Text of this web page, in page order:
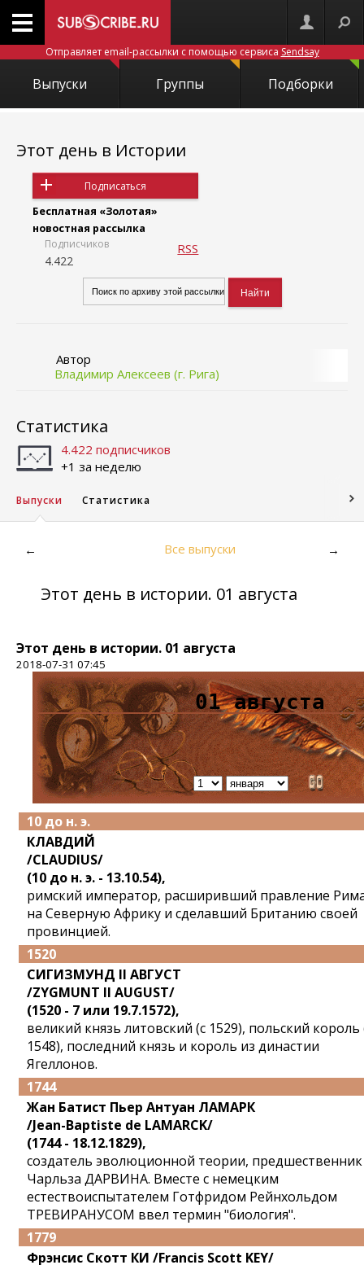
Отправляет email-рассылки с помощью сервиса Sendsay
Выпуски Группы Подборки
Этот день в Истории
Подписаться
Бесплатная «Золотая»
новостная рассылка
Подписчиков
4.422
RSS
Автор
Владимир Алексеев (г. Рига)
Статистика
4.422 подписчиков
+1 за неделю
Выпуски Статистика
← Все выпуски →
Этот день в истории. 01 августа
Этот день в истории. 01 августа
2018-07-31 07:45
01 августа
10 до н. э.
КЛАВДИЙ
/CLAUDIUS/
(10 до н. э. - 13.10.54),
римский император, расширивший правление
на Северную Африку и сделавший Британию своей
провинцией.
1520
СИГИЗМУНД II АВГУСТ
/ZYGMUNT II AUGUST/
(1520 - 7 или 19.7.1572),
великий князь литовский (с 1529), польский король
1548), последний князь и король из династии
Ягеллонов.
1744
Жан Батист Пьер Антуан ЛАМАРК
/Jean-Baptiste de LAMARCK/
(1744 - 18.12.1829),
создатель эволюционной теории, предшественник
Чарльза ДАРВИНА. Вместе с немецким
естествоиспытателем Готфридом Рейнхольдом
ТРЕВИРАНУСОМ ввел термин "биология".
1779
Фрэнсис Скотт КИ /Francis Scott KEY/